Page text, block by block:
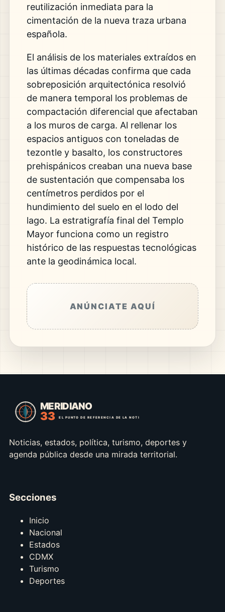
reutilización inmediata para la
cimentación de la nueva traza urbana
española.
El análisis de los materiales extraídos en
las últimas décadas confirma que cada
sobreposición arquitectónica resolvió
de manera temporal los problemas de
compactación diferencial que afectaban
a los muros de carga. Al rellenar los
espacios antiguos con toneladas de
tezontle y basalto, los constructores
prehispánicos creaban una nueva base
de sustentación que compensaba los
centímetros perdidos por el
hundimiento del suelo en el lodo del
lago. La estratigrafía final del Templo
Mayor funciona como un registro
histórico de las respuestas tecnológicas
ante la geodinámica local.
ANÚNCIATE AQUÍ
Noticias, estados, política, turismo, deportes y
agenda pública desde una mirada territorial.
Secciones
Inicio
Nacional
Estados
CDMX
Turismo
Deportes